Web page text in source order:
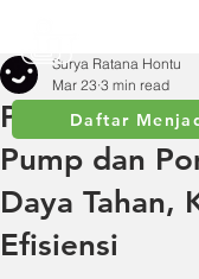
Daftar
Perbandingan
Pump dan
Daya Tahan,
Efisiensi
Surya Ratana Hontu
Mar 23 3 min read